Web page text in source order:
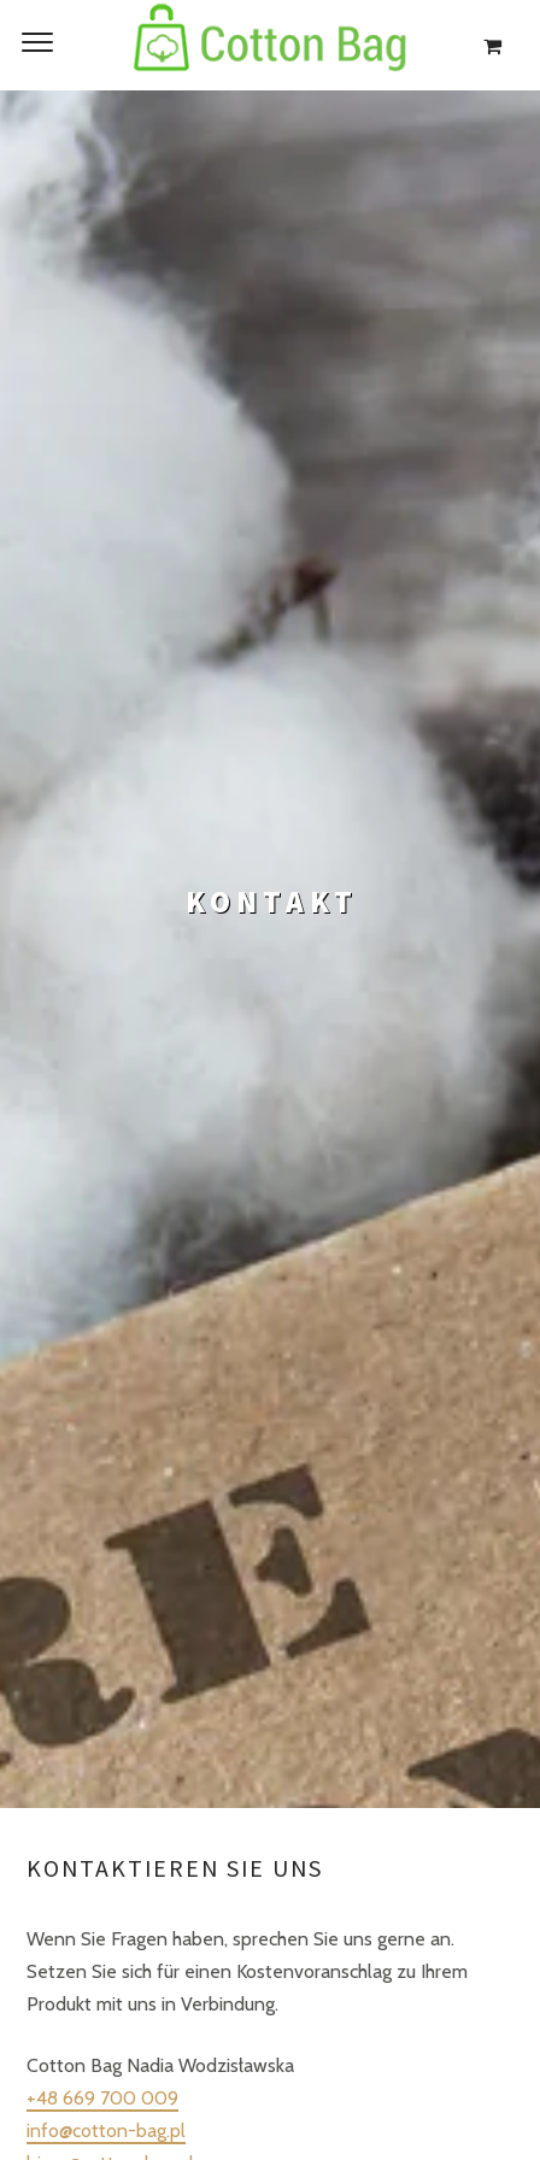
KONTAKT
KONTAKTIEREN SIE UNS
Wenn Sie Fragen haben, sprechen Sie uns gerne an.
Setzen Sie sich für einen Kostenvoranschlag zu Ihrem
Produkt mit uns in Verbindung.
Cotton Bag Nadia Wodzisławska
+48 669 700 009
info@cotton-bag.pl